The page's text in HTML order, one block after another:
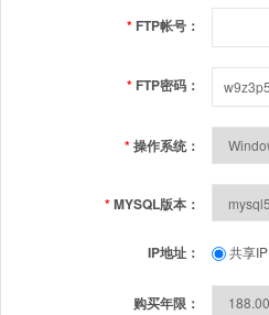
* FTP帐号：
* FTP密码：
*操作系统：
*MYSQL版本：
IP地址： 共享IP
购买年限：